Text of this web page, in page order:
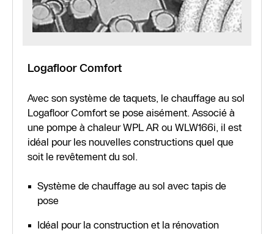
Logafloor Comfort
Avec son système de taquets, le chauffage au sol
Logafloor Comfort se pose aisément. Associé à
une pompe à chaleur WPL AR ou WLW166i, il est
idéal pour les nouvelles constructions quel que
soit le revêtement du sol.
Système de chauffage au sol avec tapis de
pose
Idéal pour la construction et la rénovation